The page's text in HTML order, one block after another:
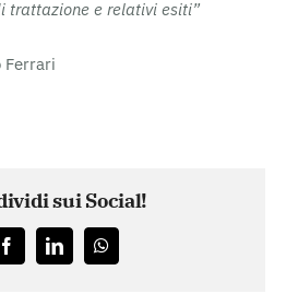
trattazione e relativi esiti”
Ferrari
sui Social!
FacebookLinkedInWhatsApp